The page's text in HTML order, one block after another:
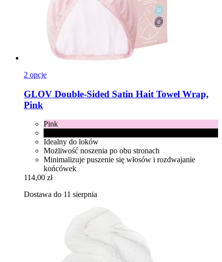
2 opcje
GLOV Double-​Sided Satin Hait Towel Wrap,
Pink
Pink
Idealny do loków
Możliwość noszenia po obu stronach
Minimalizuje puszenie się włosów i rozdwajanie
końcówek
114,00 zł
Dostawa do 11 sierpnia